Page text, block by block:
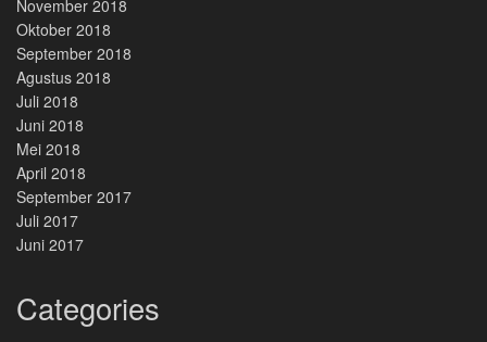
November 2018
Oktober 2018
September 2018
Agustus 2018
Juli 2018
Juni 2018
Mei 2018
April 2018
September 2017
Juli 2017
Juni 2017
Categories